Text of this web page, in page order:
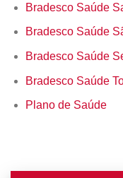
Bradesco Saúde
Bradesco Saúde
Bradesco Saúde
Bradesco Saúde
Plano de Saúde